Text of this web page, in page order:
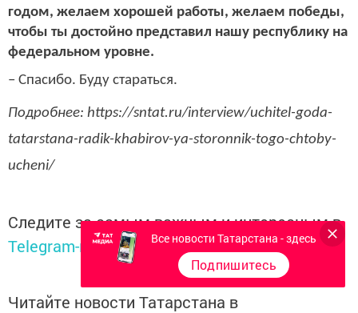
годом, желаем хорошей работы, желаем победы,
чтобы ты достойно представил нашу республику на
федеральном уровне.
– Спасибо. Буду стараться.
Подробнее: https://sntat.ru/interview/uchitel-goda-
tatarstana-radik-khabirov-ya-storonnik-togo-chtoby-
ucheni/
Следите за самым важным и интересным в
Telegram-каналеТатмедиа
Читайте новости Татарстана в
Все новости Татарстана - здесь
Подпишитесь